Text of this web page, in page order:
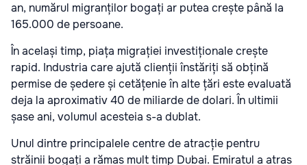
an, numărul migranților bogați ar putea crește până la
165.000 de persoane.
În același timp, piața migrației investiționale crește
rapid. Industria care ajută clienții înstăriți să obțină
permise de ședere și cetățenie în alte țări este evaluată
deja la aproximativ 40 de miliarde de dolari. În ultimii
șase ani, volumul acesteia s-a dublat.
Unul dintre principalele centre de atracție pentru
străinii bogați a rămas mult timp Dubai. Emiratul a atras